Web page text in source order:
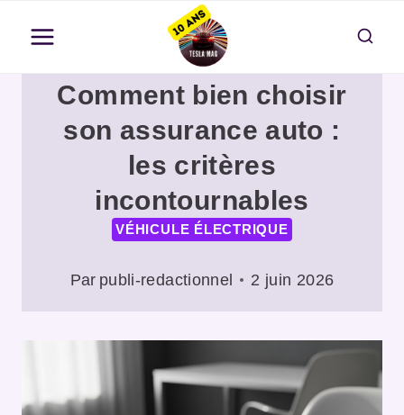
contenu
Comment bien choisir
son assurance auto :
les critères
incontournables
VÉHICULE ÉLECTRIQUE
Par publi-redactionnel 2 juin 2026